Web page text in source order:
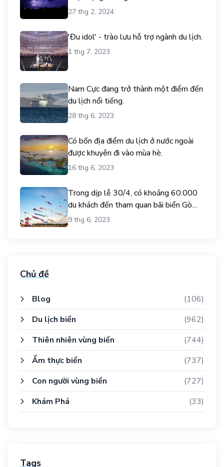
27 thg 2, 2024
'Đu idol' - trào lưu hỗ trợ ngành du lịch.
1 thg 7, 2023
Nam Cực đang trở thành một điểm đến
du lịch nổi tiếng.
28 thg 6, 2023
Có bốn địa điểm du lịch ở nước ngoài
được khuyên đi vào mùa hè.
16 thg 6, 2023
Trong dịp lễ 30/4, có khoảng 60.000
du khách đến tham quan bãi biển Gò
Công.
9 thg 6, 2023
Chủ đề
Blog
(106)
Du lịch biển
(962)
Thiên nhiên vùng biển
(744)
Ẩm thực biển
(737)
Con người vùng biển
(727)
Khám Phá
(33)
Tags